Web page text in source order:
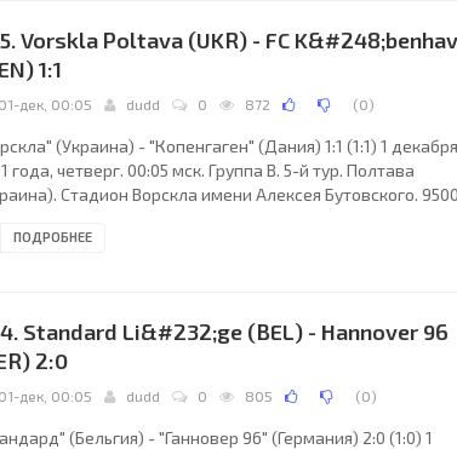
(Даниэль Панку, 54).
Vorskla Poltava (UKR) - FC
1:1
01-дек, 00:05 dudd 0 872 (0)
(Украина) - "Копенгаген" (Дания) 1:1 (1:1) 1 декабря
года, четверг. 00:05 мск. Группа B. 5-й тур. Полтава
Стадион Ворскла имени Алексея Бутовского. 9500
(Гомель, Белоруссия). "Ворскла": Сергей Величко,
81), Иван Кривошеенко (Дмитрий Есин,
ПОДРОБНЕЕ
Standard Li&#232;ge (BEL) - Hannover 96
2:0
01-дек, 00:05 dudd 0 805 (0)
(Бельгия) - "Ганновер 96" (Германия) 2:0 (1:0) 1